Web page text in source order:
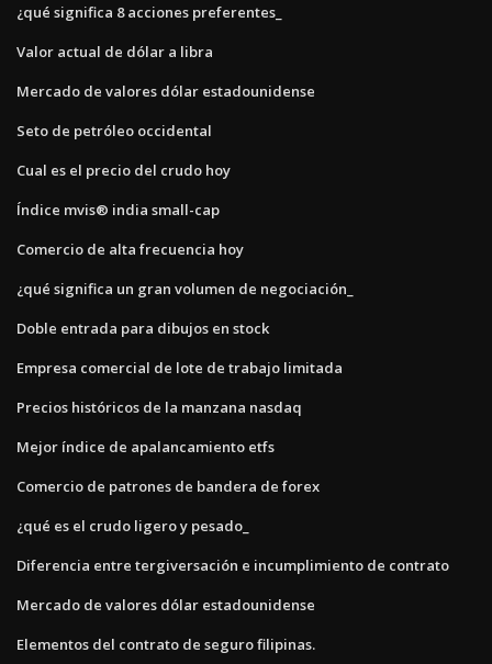
¿qué significa 8 acciones preferentes_
Valor actual de dólar a libra
Mercado de valores dólar estadounidense
Seto de petróleo occidental
Cual es el precio del crudo hoy
Índice mvis® india small-cap
Comercio de alta frecuencia hoy
¿qué significa un gran volumen de negociación_
Doble entrada para dibujos en stock
Empresa comercial de lote de trabajo limitada
Precios históricos de la manzana nasdaq
Mejor índice de apalancamiento etfs
Comercio de patrones de bandera de forex
¿qué es el crudo ligero y pesado_
Diferencia entre tergiversación e incumplimiento de contrato
Mercado de valores dólar estadounidense
Elementos del contrato de seguro filipinas.